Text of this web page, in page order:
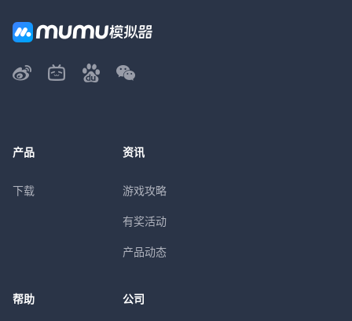
产品
下载
资讯
游戏攻略
有奖活动
产品动态
帮助 公司